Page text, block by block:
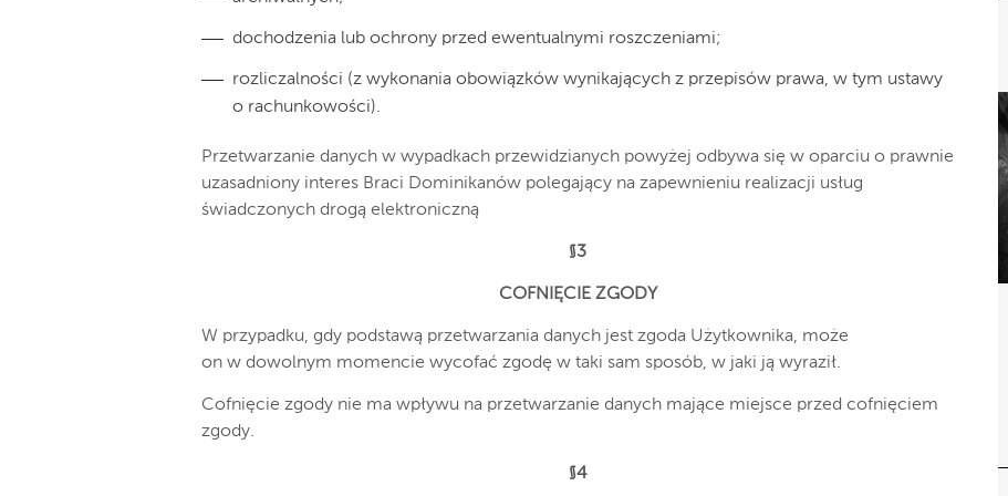
dochodzenia lub ochrony przed ewentualnymi roszczeniami;
rozliczalności (z wykonania obowiązków wynikających z przepisów prawa, w tym ustawy
o rachunkowości).
Przetwarzanie danych w wypadkach przewidzianych powyżej odbywa się w oparciu o prawnie
uzasadniony interes Braci Dominikanów polegający na zapewnieniu realizacji usług
świadczonych drogą elektroniczną
§3
COFNIĘCIE ZGODY
W przypadku, gdy podstawą przetwarzania danych jest zgoda Użytkownika, może
on w dowolnym momencie wycofać zgodę w taki sam sposób, w jaki ją wyraził.
Cofnięcie zgody nie ma wpływu na przetwarzanie danych mające miejsce przed cofnięciem
zgody.
§4